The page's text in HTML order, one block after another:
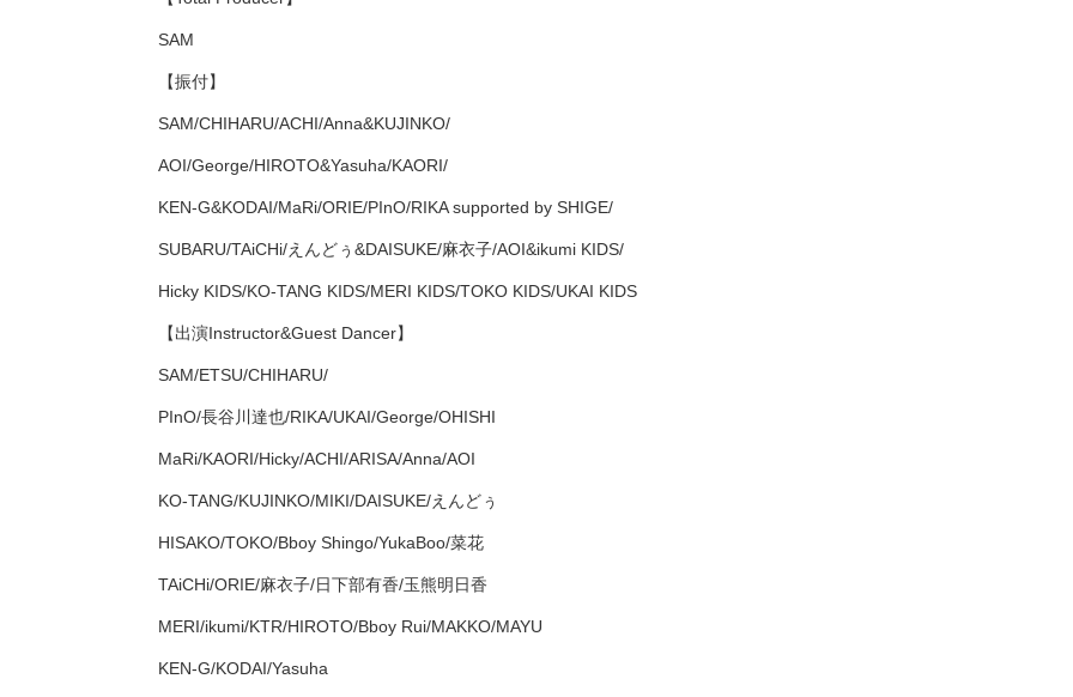
SAM
【振付】
SAM/CHIHARU/ACHI/Anna&KUJINKO/
AOI/George/HIROTO&Yasuha/KAORI/
KEN-G&KODAI/MaRi/ORIE/PInO/RIKA supported by SHIGE/
SUBARU/TAiCHi/えんどぅ&DAISUKE/麻衣子/AOI&ikumi KIDS/
Hicky KIDS/KO-TANG KIDS/MERI KIDS/TOKO KIDS/UKAI KIDS
【出演Instructor&Guest Dancer】
SAM/ETSU/CHIHARU/
PInO/長谷川達也/RIKA/UKAI/George/OHISHI
MaRi/KAORI/Hicky/ACHI/ARISA/Anna/AOI
KO-TANG/KUJINKO/MIKI/DAISUKE/えんどぅ
HISAKO/TOKO/Bboy Shingo/YukaBoo/菜花
TAiCHi/ORIE/麻衣子/日下部有香/玉熊明日香
MERI/ikumi/KTR/HIROTO/Bboy Rui/MAKKO/MAYU
KEN-G/KODAI/Yasuha